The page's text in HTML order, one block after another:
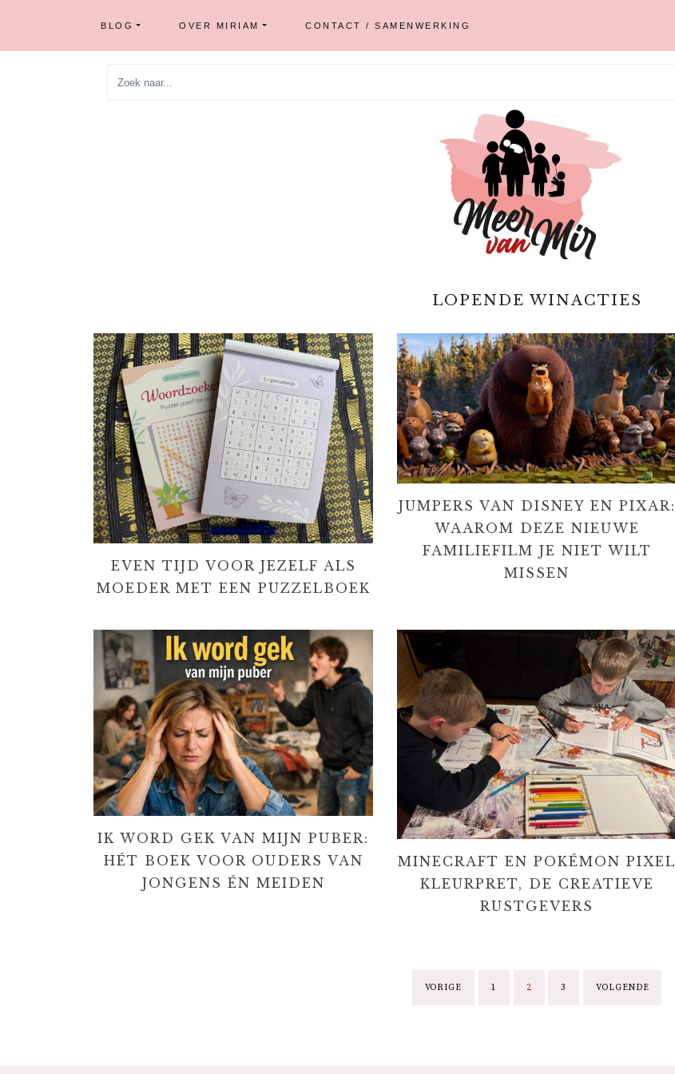
BLOG OVER MIRIAM CONTACT / SAMENWERKING
LOPENDE WINACTIES
EVEN TIJD VOOR JEZELF ALS
MOEDER MET EEN PUZZELBOEK
JUMPERS VAN DISNEY EN PIXAR:
WAAROM DEZE NIEUWE
FAMILIEFILM JE NIET WILT
MISSEN
IK WORD GEK VAN MIJN PUBER:
HÉT BOEK VOOR OUDERS VAN
JONGENS ÉN MEIDEN
MINECRAFT EN POKÉMON PIXEL
KLEURPRET, DE CREATIEVE
RUSTGEVERS
VORIGE 1 2 3 VOLGENDE